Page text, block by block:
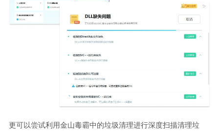
更可以尝试利用金山毒霸中的垃圾清理进行深度扫描清理垃